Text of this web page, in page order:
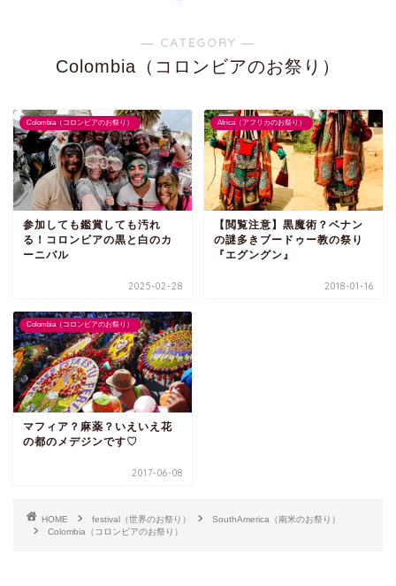
― CATEGORY ―
Colombia（コロンビアのお祭り）
Colombia（コロンビアのお祭り）
参加しても鑑賞しても汚れ
る！コロンビアの黒と白のカ
ーニバル
2025-02-28
Africa（アフリカのお祭り）
【閲覧注意】黒魔術？ベナン
の謎多きブードゥー教の祭り
『エグングン』
2018-01-16
Colombia（コロンビアのお祭り）
マフィア？麻薬？いえいえ花
の都のメデジンです♡
2017-06-08
HOME festival（世界のお祭り）
SouthAmerica（南米のお祭り）
Colombia（コロンビアのお祭り）